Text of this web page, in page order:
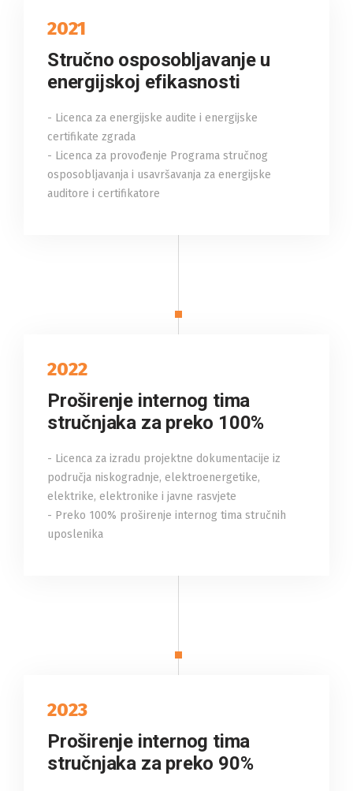
2021
Stručno osposobljavanje u
energijskoj efikasnosti
- Licenca za energijske audite i energijske
certifikate zgrada
- Licenca za provođenje Programa stručnog
osposobljavanja i usavršavanja za energijske
auditore i certifikatore
2022
Proširenje internog tima
stručnjaka za preko 100%
- Licenca za izradu projektne dokumentacije iz
područja niskogradnje, elektroenergetike,
elektrike, elektronike i javne rasvjete
- Preko 100% proširenje internog tima stručnih
uposlenika
2023
Proširenje internog tima
stručnjaka za preko 90%